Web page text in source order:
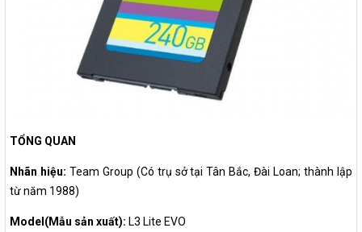
TỔNG QUAN
Nhãn hiệu: Team Group (Có trụ sở tại Tân Bắc, Đài Loan; thành lập
từ năm 1988)
Model(Mẫu sản xuất): L3 Lite EVO